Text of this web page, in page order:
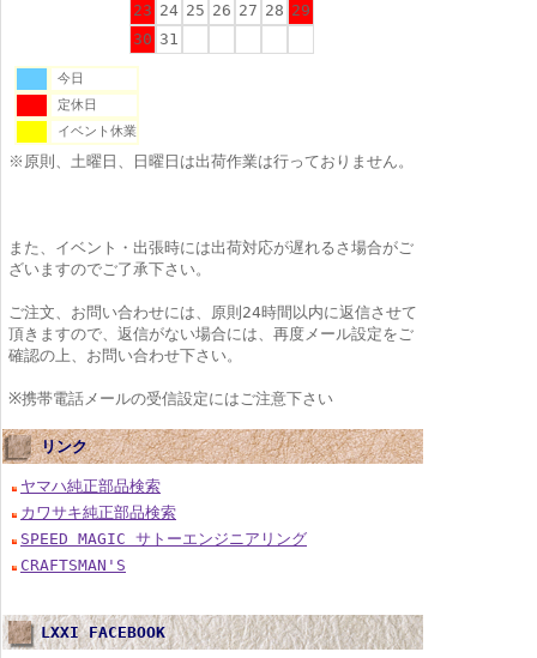
23 24 25 26 27 28 29
30 31
今日
定休日
イベント休業
※原則、土曜日、日曜日は出荷作業は行っておりません。
また、イベント・出張時には出荷対応が遅れるさ場合がご
ざいますのでご了承下さい。
ご注文、お問い合わせには、原則24時間以内に返信させて
頂きますので、返信がない場合には、再度メール設定をご
確認の上、お問い合わせ下さい。
※携帯電話メールの受信設定にはご注意下さい
リンク
ヤマハ純正部品検索
カワサキ純正部品検索
SPEED MAGIC サトーエンジニアリング
CRAFTSMAN'S
LXXI FACEBOOK